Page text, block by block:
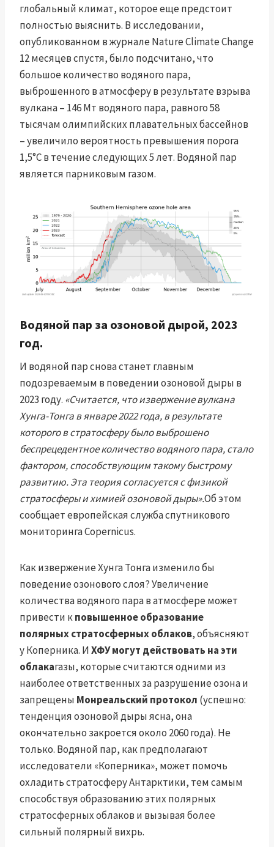
глобальный климат, которое еще предстоит
полностью выяснить. В исследовании,
опубликованном в журнале Nature Climate Change
12 месяцев спустя, было подсчитано, что
большое количество водяного пара,
выброшенного в атмосферу в результате взрыва
вулкана – 146 Мт водяного пара, равного 58
тысячам олимпийских плавательных бассейнов
– увеличило вероятность превышения порога
1,5°C в течение следующих 5 лет. Водяной пар
является парниковым газом.
Водяной пар за озоновой дырой, 2023
год.
И водяной пар снова станет главным
подозреваемым в поведении озоновой дыры в
2023 году. «Считается, что извержение вулкана
Хунга-Тонга в январе 2022 года, в результате
которого в стратосферу было выброшено
беспрецедентное количество водяного пара, стало
фактором, способствующим такому быстрому
развитию. Эта теория согласуется с физикой
стратосферы и химией озоновой дыры».Об этом
сообщает европейская служба спутникового
мониторинга Copernicus.
Как извержение Хунга Тонга изменило бы
поведение озонового слоя? Увеличение
количества водяного пара в атмосфере может
привести кповышенное образование
полярных стратосферных облаков, объясняют
у Коперника. ИХФУ могут действовать на эти
облакагазы, которые считаются одними из
наиболее ответственных за разрушение озона и
запрещены Монреальский протокол (успешно:
тенденция озоновой дыры ясна, она
окончательно закроется около 2060 года). Не
только. Водяной пар, как предполагают
исследователи «Коперника», может помочь
охладить стратосферу Антарктики, тем самым
способствуя образованию этих полярных
стратосферных облаков и вызывая более
сильный полярный вихрь.